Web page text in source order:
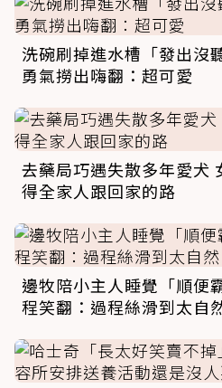
洗碗刷掉進水槽「發出沒
勇氣撈出嗨翻：超可愛
去藥局巧遇失散多年愛犬
得全家人跟回家的路
邊牧陪小主人睡覺「順便
程笑翻：過程絲滑到太自